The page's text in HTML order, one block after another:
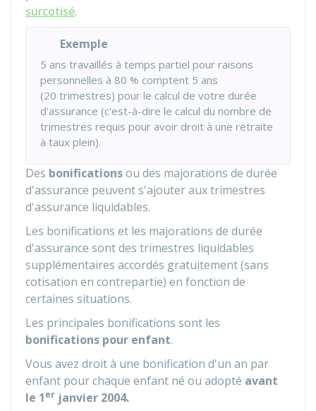
surcotisé.
Exemple
5 ans travaillés à temps partiel pour raisons
personnelles à 80 % comptent 5 ans
(20 trimestres) pour le calcul de votre durée
d'assurance (c'est-à-dire le calcul du nombre de
trimestres requis pour avoir droit à une retraite
à taux plein).
Des bonificationsou des majorations de durée
d'assurance peuvent s'ajouter aux trimestres
d'assurance liquidables.
Les bonifications et les majorations de durée
d'assurance sont des trimestres liquidables
supplémentaires accordés gratuitement (sans
cotisation en contrepartie) en fonction de
certaines situations.
Les principales bonifications sont les
bonifications pour enfant.
Vous avez droit à une bonification d'un an par
enfant pour chaque enfant né ou adopté avant
le 1er janvier 2004.